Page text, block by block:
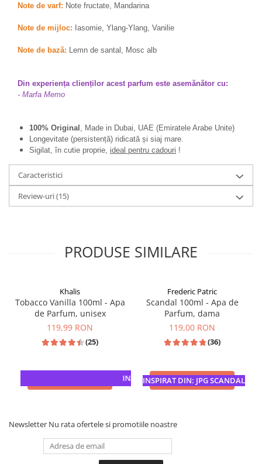
Note de varf: Note fructate, Mandarina
Note de mijloc: Iasomie, Ylang-Ylang, Vanilie
Note de bază: Lemn de santal, Mosc alb
Din experiența clienților acest parfum este asemănător cu:
- Marfa Memo
100% Original , Made in Dubai, UAE (Emiratele Arabe Unite)
Longevitate (persistență) ridicată și siaj mare.
Sigilat, în cutie proprie, ideal pentru cadouri !
Caracteristici
Review-uri(15)
PRODUSE SIMILARE
INSPIRATIE: TOM FORD TOBACCO
Khalis
Tobacco Vanilla 100ml - Apa
de Parfum, unisex
119,99 RON
(25)
INSPIRAT DIN: JPG SCANDAL
Frederic Patric
Scandal 100ml - Apa de
Parfum, dama
119,00 RON
(36)
ADAUGA IN COS
Newsletter Nu rata ofertele si promotiile noastre